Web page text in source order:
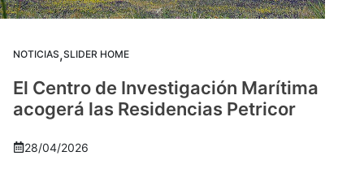
NOTICIAS,SLIDER HOME
El Centro de Investigación Marítima
acogerá las Residencias Petricor
28/04/2026